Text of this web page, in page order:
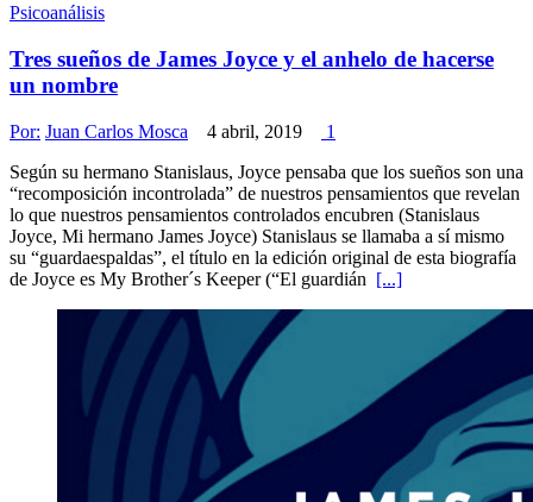
Psicoanálisis
Tres sueños de James Joyce y el anhelo de hacerse
un nombre
Por: Juan Carlos Mosca 4 abril, 2019
1
Según su hermano Stanislaus, Joyce pensaba que los sueños son una
“recomposición incontrolada” de nuestros pensamientos que revelan
lo que nuestros pensamientos controlados encubren (Stanislaus
Joyce, Mi hermano James Joyce) Stanislaus se llamaba a sí mismo
su “guardaespaldas”, el título en la edición original de esta biografía
de Joyce es My Brother´s Keeper (“El guardián [...]